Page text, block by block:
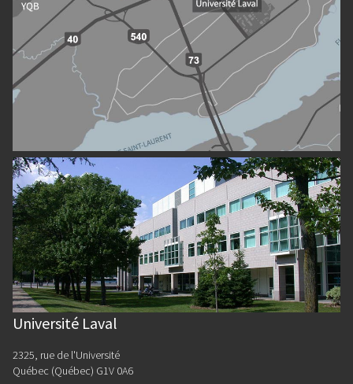
Université Laval
2325, rue de l'Université
Québec (Québec) G1V 0A6